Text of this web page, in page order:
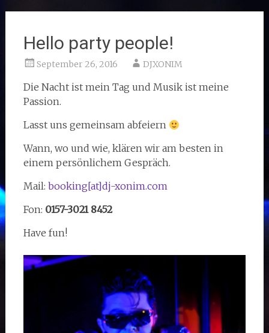
Hello party people!
September 26, 2016 DJXONIM
Die Nacht ist mein Tag und Musik ist meine
Passion.
Lasst uns gemeinsam abfeiern
Wann, wo und wie, klären wir am besten in
einem persönlichem Gespräch.
Mail: booking[at]dj-xonim.com
Fon: 0157-3021 8452
Have fun!